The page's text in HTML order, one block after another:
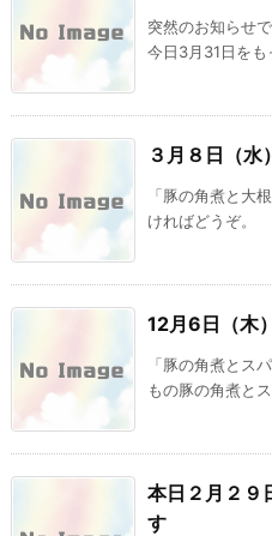
突然のお知らせ
今日3月31日を
３月８日（水
「豚の角煮と
ければどうぞ。
12月6日（木
「豚の角煮とス
もの豚の角煮と
本日２月２９
す